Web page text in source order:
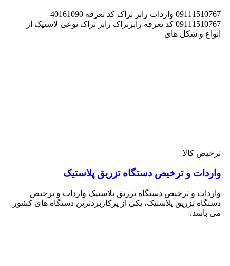
09111510767 واردات رابر تراک کد تعرفه 40161090
09111510767 کد تعرفه رابرتراک رابر تراک نوعی لاستیک از
انواع و شکل های
ترخیص کالا
واردات و ترخیص دستگاه تزریق پلاستیک
واردات و ترخیص دستگاه تزریق پلاستیک واردات و ترخیص
دستگاه تزریق پلاستیک، یکی از پرکاربردترین دستگاه های کشور
می باشد.